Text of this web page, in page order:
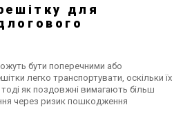
за запитом
Купити
Німеччина
Внутрішньопідлогови
HK
Ціна за запитом
Купити
для
бути поперечними або
легко транспортувати, оскільки їх
як поздовжні вимагають більш
через ризик пошкодження